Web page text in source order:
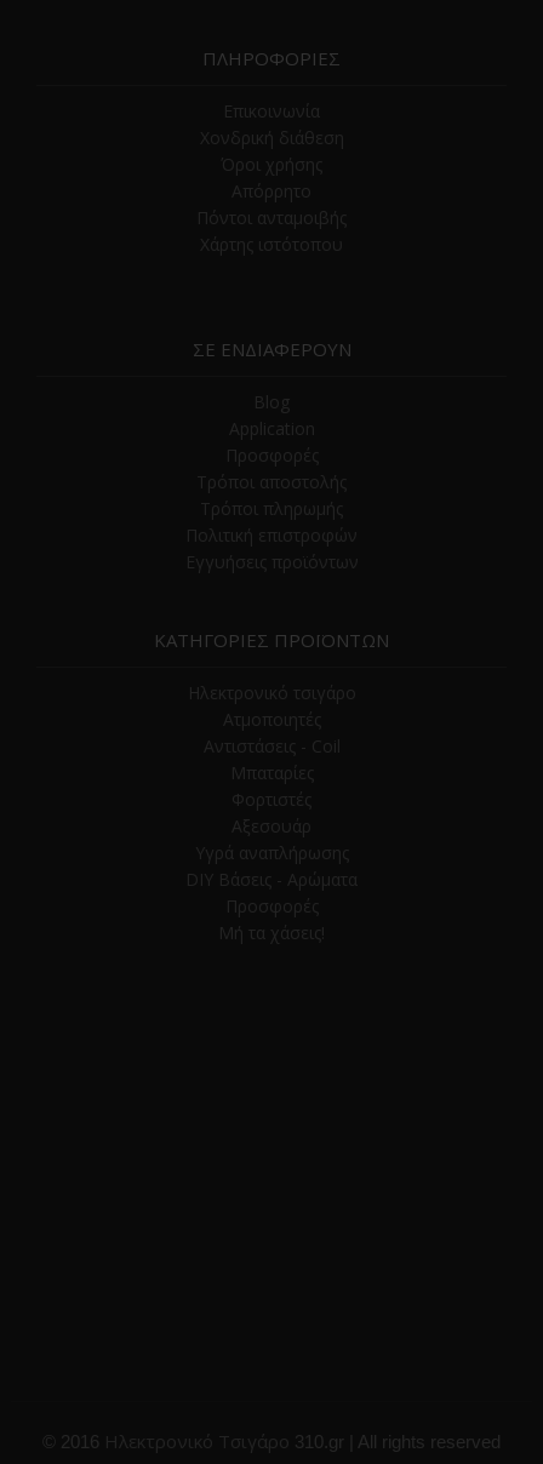
ΠΛΗΡΟΦΟΡΙΕΣ
Επικοινωνία
Χονδρική διάθεση
Όροι χρήσης
Απόρρητο
Πόντοι ανταμοιβής
Χάρτης ιστότοπου
ΣΕ ΕΝΔΙΑΦΕΡΟΥΝ
Blog
Application
Προσφορές
Τρόποι αποστολής
Τρόποι πληρωμής
Πολιτική επιστροφών
Εγγυήσεις προϊόντων
ΚΑΤΗΓΟΡΙΕΣ ΠΡΟΪΟΝΤΩΝ
Ηλεκτρονικό τσιγάρο
Ατμοποιητές
Αντιστάσεις - Coil
Μπαταρίες
Φορτιστές
Αξεσουάρ
Υγρά αναπλήρωσης
DIY Βάσεις - Αρώματα
Προσφορές
Μή τα χάσεις!
© 2016 Ηλεκτρονικό Τσιγάρο 310.gr | All rights reserved